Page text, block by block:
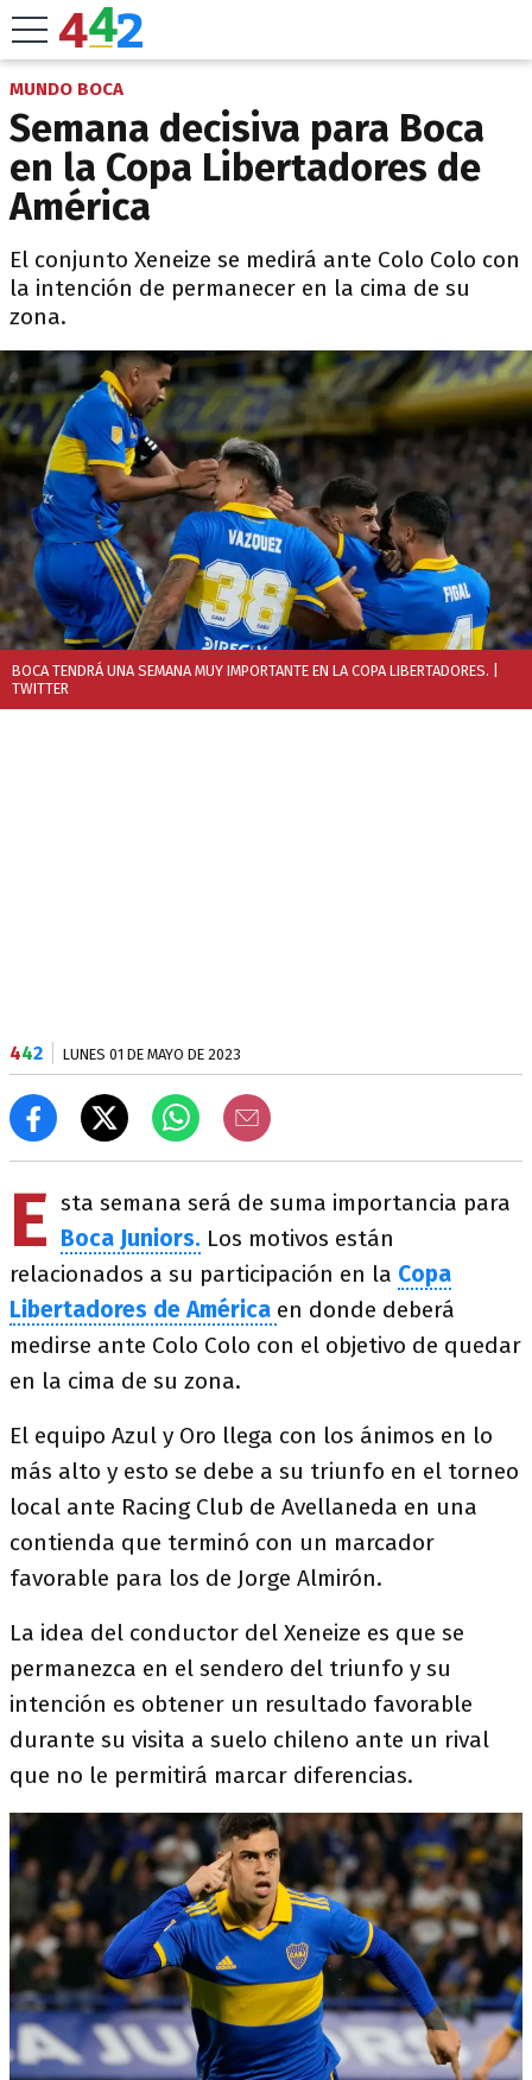
MUNDO BOCA
Semana decisiva para Boca
en la Copa Libertadores de
América
El conjunto Xeneize se medirá ante Colo Colo con
la intención de permanecer en la cima de su
zona.
BOCA TENDRÁ UNA SEMANA MUY IMPORTANTE EN LA COPA LIBERTADORES.
TWITTER
442 LUNES 01 DE MAYO DE 2023
E sta semana será de suma importancia para
Boca Juniors. Los motivos están
relacionados a su participación en la Copa
Libertadores de América en donde deberá
medirse ante Colo Colo con el objetivo de quedar
en la cima de su zona.
El equipo Azul y Oro llega con los ánimos en lo
más alto y esto se debe a su triunfo en el torneo
local ante Racing Club de Avellaneda en una
contienda que terminó con un marcador
favorable para los de Jorge Almirón.
La idea del conductor del Xeneize es que se
permanezca en el sendero del triunfo y su
intención es obtener un resultado favorable
durante su visita a suelo chileno ante un rival
que no le permitirá marcar diferencias.